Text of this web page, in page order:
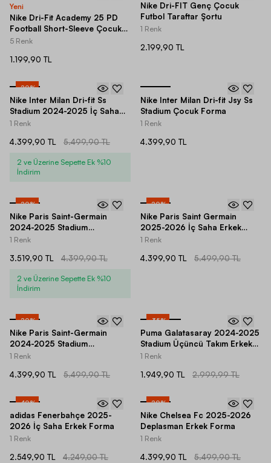
Yeni
Nike Dri-Fit Academy 25 PD
Football Short-Sleeve Çocuk
Tişört
5 Renk
1.199,90 TL
Nike Dri-FIT Genç Çocuk
Futbol Taraftar Şortu
1 Renk
2.199,90 TL
-20%
Nike Inter Milan Dri-fit Ss
Stadium 2024-2025 İç Saha
Forma
1 Renk
4.399,90 TL 5.499,90 TL
2 ve Üzerine Sepette Ek %10
İndirim
Nike Inter Milan Dri-fit Jsy Ss
Stadium Çocuk Forma
1 Renk
4.399,90 TL
-20%
Nike Paris Saint-Germain
2024-2025 Stadium
Deplasman Çocuk Forma
1 Renk
3.519,90 TL 4.399,90 TL
2 ve Üzerine Sepette Ek %10
İndirim
-20%
Nike Paris Saint Germain
2025-2026 İç Saha Erkek
Forma
1 Renk
4.399,90 TL 5.499,90 TL
-20%
Nike Paris Saint-Germain
2024-2025 Stadium
Deplasman Erkek Forma
1 Renk
4.399,90 TL 5.499,90 TL
-35%
Puma Galatasaray 2024-2025
Stadium Üçüncü Takım Erkek
Forma
1 Renk
1.949,90 TL 2.999,99 TL
-40%
adidas Fenerbahçe 2025-
2026 İç Saha Erkek Forma
1 Renk
2.549,90 TL 4.249,00 TL
-20%
Nike Chelsea Fc 2025-2026
Deplasman Erkek Forma
1 Renk
4.399,90 TL 5.499,90 TL